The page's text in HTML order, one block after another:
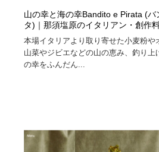
山の幸と海の幸Bandito e Pirata (バ
タ)｜那須塩原のイタリアン・創作
本場イタリアより取り寄せた小麦粉や
山菜やジビエなどの山の恵み、釣り上
の幸をふんだん...